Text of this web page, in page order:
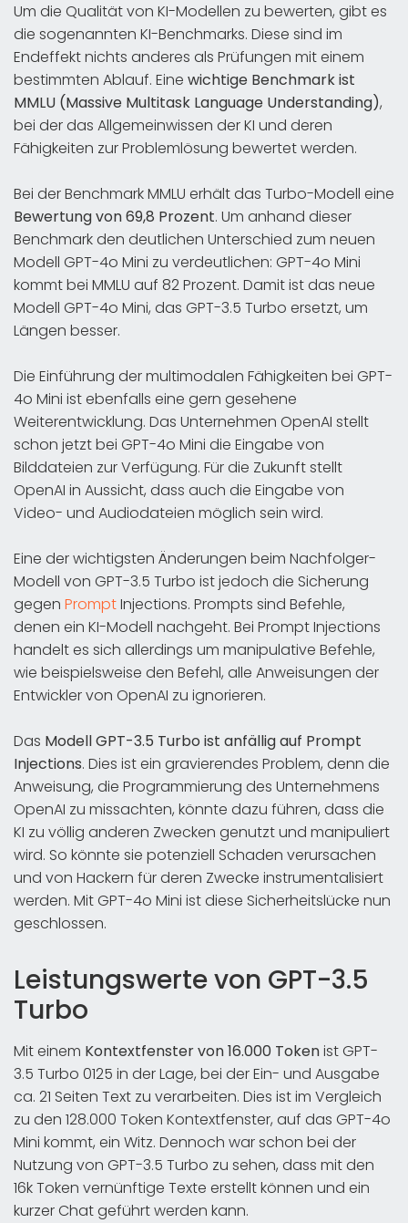
Um die Qualität von KI-Modellen zu bewerten, gibt es
die sogenannten KI-Benchmarks. Diese sind im
Endeffekt nichts anderes als Prüfungen mit einem
bestimmten Ablauf. Eine wichtige Benchmark ist
MMLU (Massive Multitask Language Understanding),
bei der das Allgemeinwissen der KI und deren
Fähigkeiten zur Problemlösung bewertet werden.
Bei der Benchmark MMLU erhält das Turbo-Modell eine
Bewertung von 69,8 Prozent. Um anhand dieser
Benchmark den deutlichen Unterschied zum neuen
Modell GPT-4o Mini zu verdeutlichen: GPT-4o Mini
kommt bei MMLU auf 82 Prozent. Damit ist das neue
Modell GPT-4o Mini, das GPT-3.5 Turbo ersetzt, um
Längen besser.
Die Einführung der multimodalen Fähigkeiten bei GPT-
4o Mini ist ebenfalls eine gern gesehene
Weiterentwicklung. Das Unternehmen OpenAI stellt
schon jetzt bei GPT-4o Mini die Eingabe von
Bilddateien zur Verfügung. Für die Zukunft stellt
OpenAI in Aussicht, dass auch die Eingabe von
Video- und Audiodateien möglich sein wird.
Eine der wichtigsten Änderungen beim Nachfolger-
Modell von GPT-3.5 Turbo ist jedoch die Sicherung
gegen PromptInjections. Prompts sind Befehle,
denen ein KI-Modell nachgeht. Bei Prompt Injections
handelt es sich allerdings um manipulative Befehle,
wie beispielsweise den Befehl, alle Anweisungen der
Entwickler von OpenAI zu ignorieren.
Das Modell GPT-3.5 Turbo ist anfällig auf Prompt
Injections. Dies ist ein gravierendes Problem, denn die
Anweisung, die Programmierung des Unternehmens
OpenAI zu missachten, könnte dazu führen, dass die
KI zu völlig anderen Zwecken genutzt und manipuliert
wird. So könnte sie potenziell Schaden verursachen
und von Hackern für deren Zwecke instrumentalisiert
werden. Mit GPT-4o Mini ist diese Sicherheitslücke nun
geschlossen.
Leistungswerte von GPT-3.5
Turbo
Mit einem Kontextfenster von 16.000 Tokenist GPT-
3.5 Turbo 0125 in der Lage, bei der Ein- und Ausgabe
ca. 21 Seiten Text zu verarbeiten. Dies ist im Vergleich
zu den 128.000 Token Kontextfenster, auf das GPT-4o
Mini kommt, ein Witz. Dennoch war schon bei der
Nutzung von GPT-3.5 Turbo zu sehen, dass mit den
16k Token vernünftige Texte erstellt können und ein
kurzer Chat geführt werden kann.